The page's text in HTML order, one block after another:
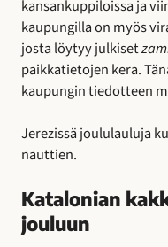
kansankuppiloissa ja
kaupungilla on myös
josta löytyy julkiset
paikkatietojen kera.
kaupungin tiedotteen
Jerezissä joululauluja
nauttien.
Katalonian
jouluun